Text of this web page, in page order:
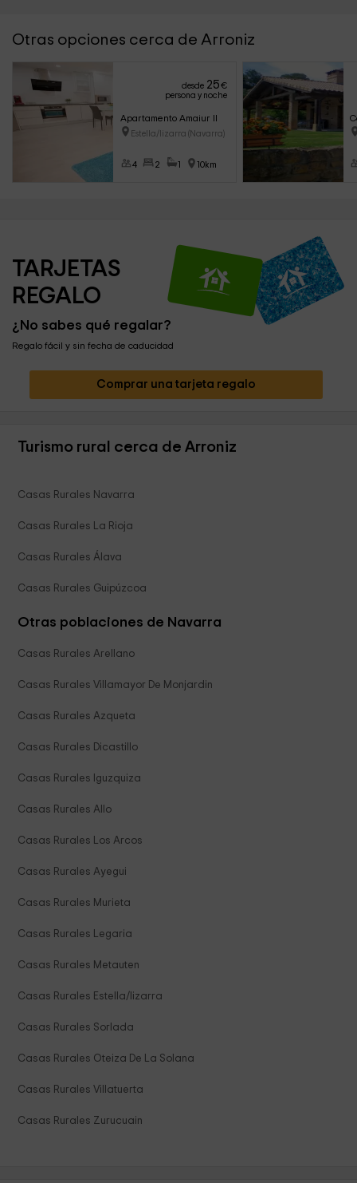
Otras opciones cerca de Arroniz
desde 25€
persona y noche
Apartamento Amaiur II
Estella/lizarra (Navarra)
4 2 1 10km
TARJETAS
REGALO
¿No sabes qué regalar?
Regalo fácil y sin fecha de caducidad
Comprar una tarjeta regalo
Turismo rural cerca de Arroniz
Casas Rurales Navarra
Casas Rurales La Rioja
Casas Rurales Álava
Casas Rurales Guipúzcoa
Otras poblaciones de Navarra
Casas Rurales Arellano
Casas Rurales Villamayor De Monjardin
Casas Rurales Azqueta
Casas Rurales Dicastillo
Casas Rurales Iguzquiza
Casas Rurales Allo
Casas Rurales Los Arcos
Casas Rurales Ayegui
Casas Rurales Murieta
Casas Rurales Legaria
Casas Rurales Metauten
Casas Rurales Estella/lizarra
Casas Rurales Sorlada
Casas Rurales Oteiza De La Solana
Casas Rurales Villatuerta
Casas Rurales Zurucuain